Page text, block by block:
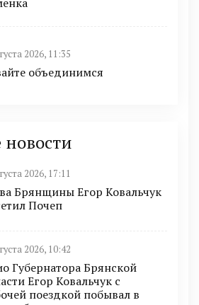
2026, 11:35
объединимся
2026, 17:11
Брянщины Егор Ковальчук
Почеп
2026, 10:42
Губернатора Брянской
Егор Ковальчук с
поездкой побывал в